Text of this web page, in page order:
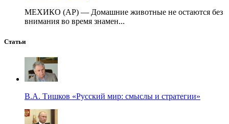
МЕХИКО (AP) — Домашние животные не остаются без
внимания во время знамен...
Статьи
В.А. Тишков «Русский мир: смыслы и стратегии»